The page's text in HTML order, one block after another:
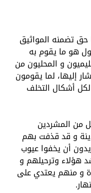
حق تضمنه المواثيق
هو ما يقوم به
و المحليون من
إليها، لما يقومون
أشكال التخلف
من المشردين
و قد قذفت بهم
أن يخفوا عيوب
هؤلاء وترحيلهم و
و منهم يعتدي على